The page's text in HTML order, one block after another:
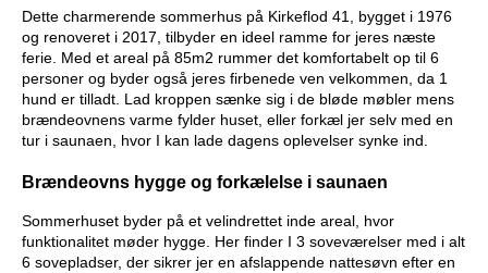
Dette charmerende sommerhus på Kirkeflod 41, bygget i 1976
og renoveret i 2017, tilbyder en ideel ramme for jeres næste
ferie. Med et areal på 85m2 rummer det komfortabelt op til 6
personer og byder også jeres firbenede ven velkommen, da 1
hund er tilladt. Lad kroppen sænke sig i de bløde møbler mens
brændeovnens varme fylder huset, eller forkæl jer selv med en
tur i saunaen, hvor I kan lade dagens oplevelser synke ind.
Brændeovns hygge og forkælelse i saunaen
Sommerhuset byder på et velindrettet inde areal, hvor
funktionalitet møder hygge. Her finder I 3 soveværelser med i alt
6 sovepladser, der sikrer jer en afslappende nattesøvn efter en